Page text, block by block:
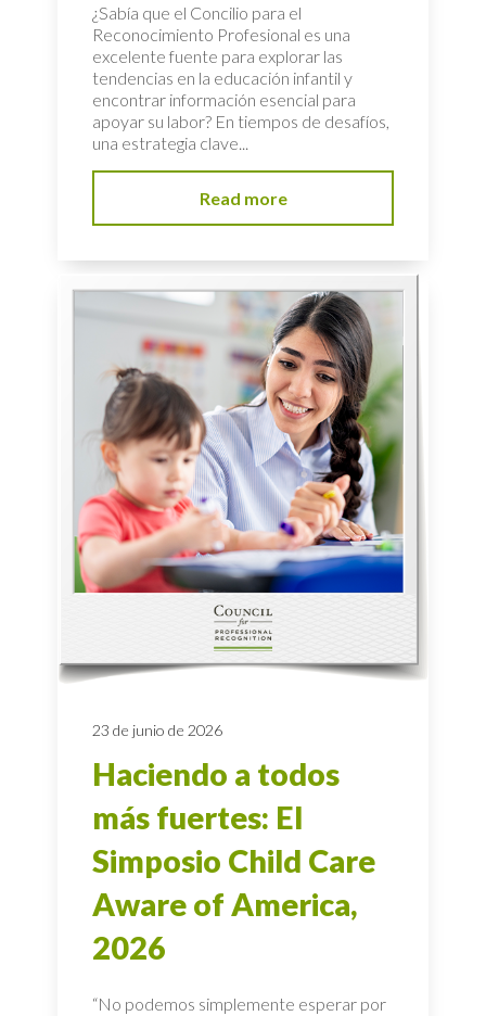
¿Sabía que el Concilio para el
Reconocimiento Profesional es una
excelente fuente para explorar las
tendencias en la educación infantil y
encontrar información esencial para
apoyar su labor? En tiempos de desafíos,
una estrategia clave...
Read more
23 de junio de 2026
Haciendo a todos
más fuertes: El
Simposio Child Care
Aware of America,
2026
“No podemos simplemente esperar por